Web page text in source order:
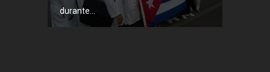
durante...